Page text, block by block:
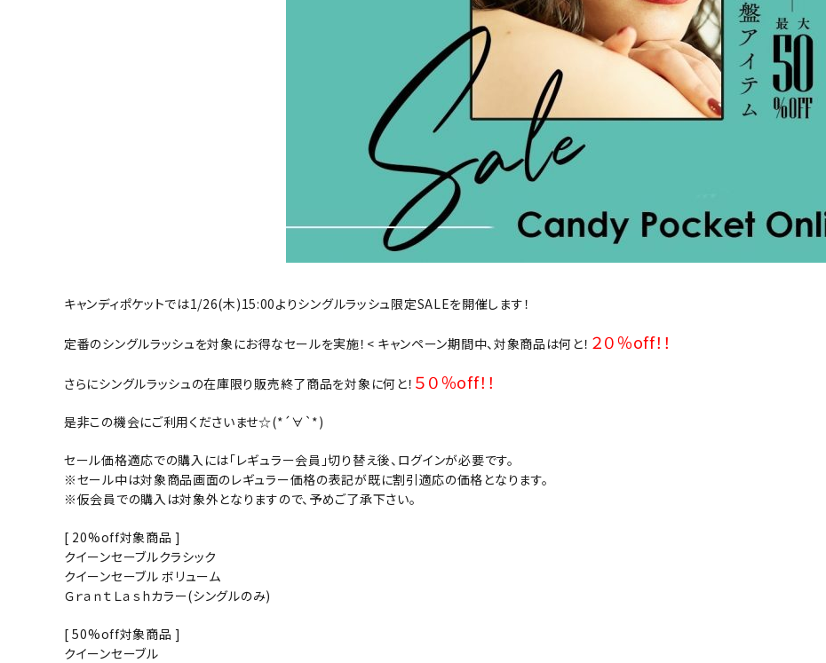
キャンディポケットでは1/26(木)15:00よりシングルラッシュ限定SALEを開催します！
定番のシングルラッシュを対象にお得なセールを実施！< キャンペーン期間中、対象商品は何と！ ２０％off！！
さらにシングルラッシュの在庫限り販売終了商品を対象に何と！ ５０％off！！
是非この機会にご利用くださいませ☆(*´∀`*)
セール価格適応での購入には「レギュラー会員」切り替え後、ログインが必要です。
※セール中は対象商品画面のレギュラー価格の表記が既に割引適応の価格となります。
※仮会員での購入は対象外となりますので、予めご了承下さい。
[ 20%off対象商品 ]
クイーンセーブルクラシック
クイーンセーブル ボリューム
ＧｒａｎｔＬａｓｈカラー(シングルのみ)
[ 50%off対象商品 ]
クイーンセーブル